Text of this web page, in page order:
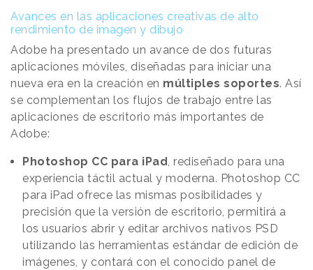
Avances en las aplicaciones creativas de alto
rendimiento de imagen y dibujo
Adobe ha presentado un avance de dos futuras
aplicaciones móviles, diseñadas para iniciar una
nueva era en la creación en múltiples soportes. Así
se complementan los flujos de trabajo entre las
aplicaciones de escritorio más importantes de
Adobe:
Photoshop CC para iPad , rediseñado para una
experiencia táctil actual y moderna. Photoshop CC
para iPad ofrece las mismas posibilidades y
precisión que la versión de escritorio, permitirá a
los usuarios abrir y editar archivos nativos PSD
utilizando las herramientas estándar de edición de
imágenes, y contará con el conocido panel de